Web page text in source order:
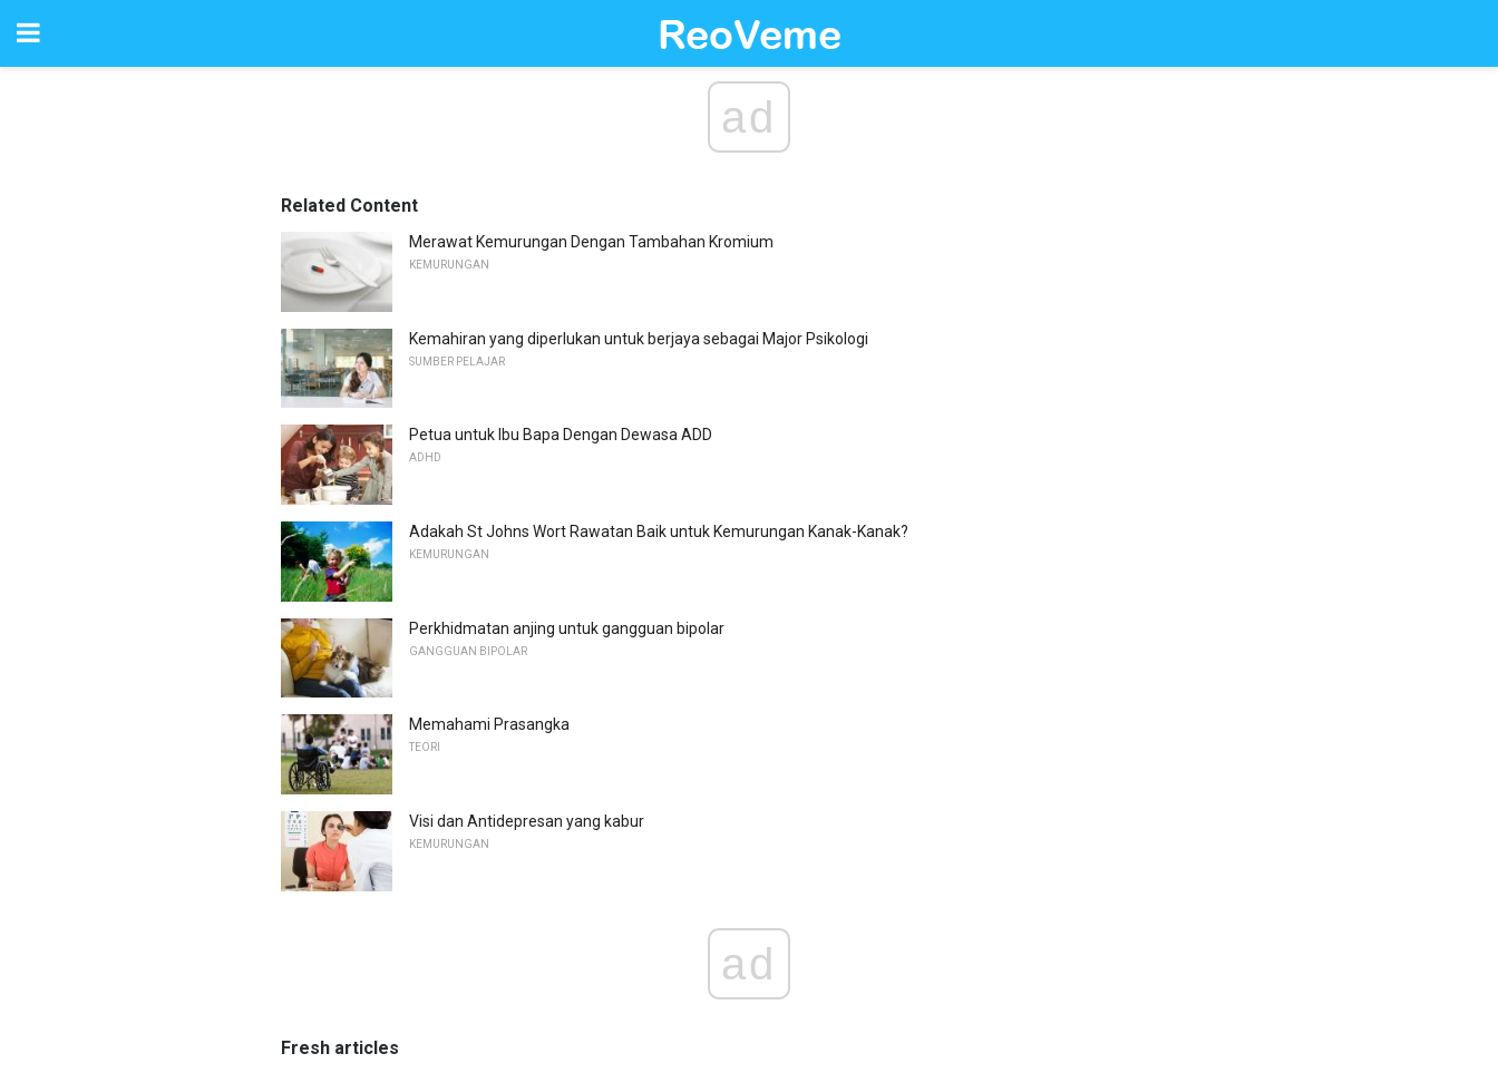
ad
Related Content
Merawat Kemurungan Dengan Tambahan Kromium
KEMURUNGAN
Kemahiran yang diperlukan untuk berjaya sebagai Major Psikologi
SUMBER PELAJAR
Petua untuk Ibu Bapa Dengan Dewasa ADD
ADHD
Adakah St Johns Wort Rawatan Baik untuk Kemurungan Kanak-Kanak?
KEMURUNGAN
Perkhidmatan anjing untuk gangguan bipolar
GANGGUAN BIPOLAR
Memahami Prasangka
TEORI
Visi dan Antidepresan yang kabur
KEMURUNGAN
ad
Fresh articles